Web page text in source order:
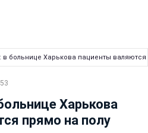
в больнице Харькова пациенты валяются
Харькова
прямо на полу